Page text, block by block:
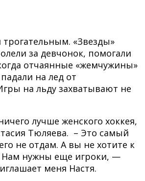
трогательным. «Звезды»
за девчонок, помогали
отчаянные «жемчужины»
на лед от
на льду захватывают не
лучше женского хоккея,
Тюляева. – Это самый
не отдам. А вы не хотите к
Нам нужны еще игроки, —
меня Настя.